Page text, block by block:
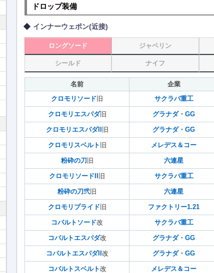
ドロップ装備
インナーウェポン(近接)
ロングソード ジャベリン
シールド ナイフ
名前 企業
クロモリソード 旧 サクラバ重工
クロモリエスパダ旧 グラナダ・GG
クロモリエスパダII 旧 グラナダ・GG
クロモリスベルト 旧 メレデス＆コー
粉砕の刀 旧 六連星
クロモリソードII 旧 サクラバ重工
粉砕の刀弐 旧 六連星
クロモリプライド 旧 ファクトリー1.21
コバルトソード改 サクラバ重工
コバルトエスパダ改 グラナダ・GG
コバルトエスパダII 改 グラナダ・GG
コバルトスベルト改 メレデス＆コー